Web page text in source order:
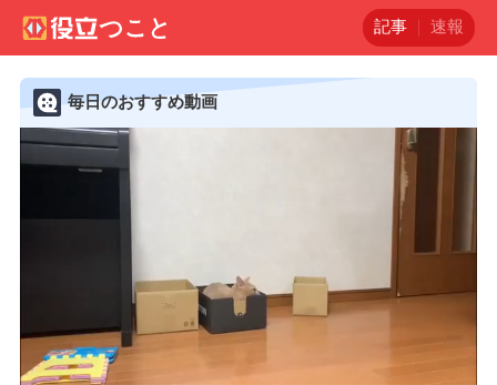
記事 速報
毎日のおすすめ動画